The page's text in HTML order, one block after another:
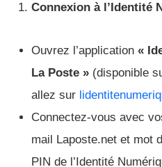
Connexion à l’Identité
Ouvrez l’application «
La Poste » (disponible
allez sur
Connectez-vous avec
mail Laposte.net et mot
PIN de l’Identité